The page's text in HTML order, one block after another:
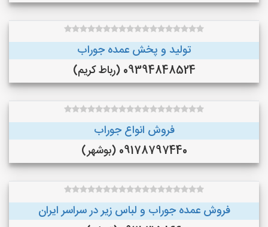
تولید و پخش عمده جوراب
09394848524 (رباط کریم)
فروش انواع جوراب
09178797440 (بوشهر)
فروش عمده جوراب و لباس زیر در سراسر ایران